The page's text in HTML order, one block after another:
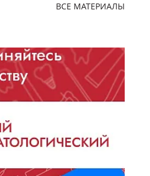
ВСЕ МАТЕРИАЛЫ